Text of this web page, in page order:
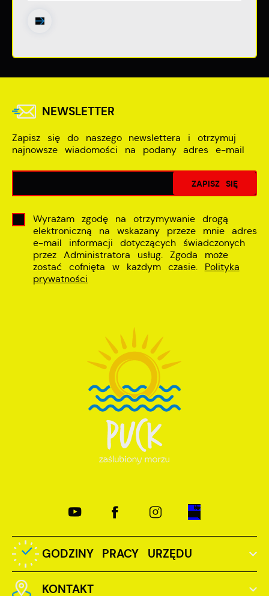
NEWSLETTER
Zapisz się do naszego newslettera i otrzymuj
najnowsze wiadomości na podany adres e-mail
Wyrażam zgodę na otrzymywanie drogą
elektroniczną na wskazany przeze mnie adres
e-mail informacji dotyczących świadczonych
przez Administratora usług. Zgoda może
zostać cofnięta w każdym czasie. Polityka
prywatności
GODZINY PRACY URZĘDU
KONTAKT